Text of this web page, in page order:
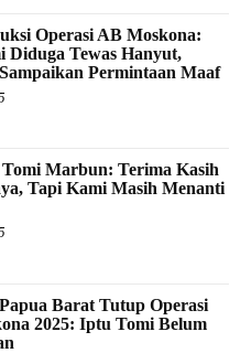
Operasi AB Moskona:
Diduga Tewas Hanyut,
Permintaan Maaf
Marbun: Terima Kasih
Tapi Kami Masih Menanti
Barat Tutup Operasi
2025: Iptu Tomi Belum